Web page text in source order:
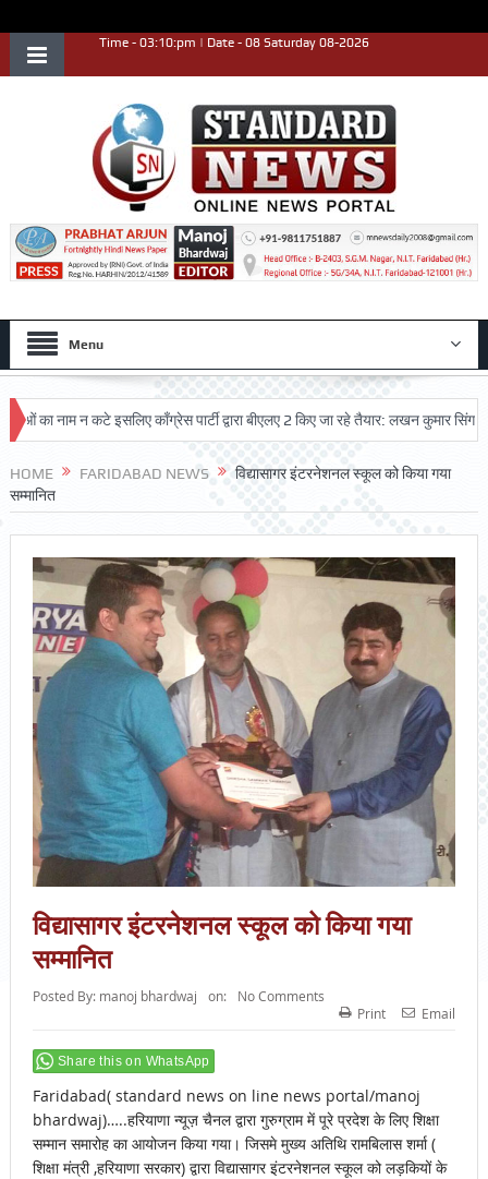
Time - 03:10:pm | Date - 08 Saturday 08-2026
Menu
नाम न कटे इसलिए काँग्रेस पार्टी द्वारा बीएलए 2 किए जा रहे तैयार: लखन कुमार सिंगला
HOME FARIDABAD NEWS
विद्यासागर इंटरनेशनल स्कूल को किया गया
सम्मानित
विद्यासागर इंटरनेशनल स्कूल को किया गया
सम्मानित
Posted By: manoj bhardwaj on:
No Comments
Print
Email
Share this on WhatsApp
Faridabad( standard news on line news portal/manoj
bhardwaj)…..हरियाणा न्यूज़ चैनल द्वारा गुरुग्राम में पूरे प्रदेश के लिए शिक्षा
सम्मान समारोह का आयोजन किया गया। जिसमे मुख्य अतिथि रामबिलास शर्मा (
शिक्षा मंत्री ,हरियाणा सरकार) द्वारा विद्यासागर इंटरनेशनल स्कूल को लड़कियों के